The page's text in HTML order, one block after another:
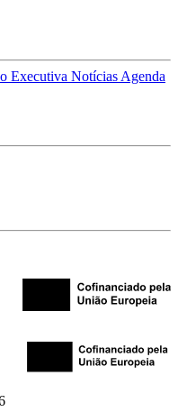
Executiva Notícias Agenda